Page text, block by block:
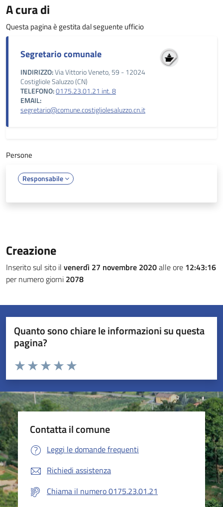
A cura di
Questa pagina è gestita dal seguente ufficio
Segretario comunale
INDIRIZZO:Via Vittorio Veneto, 59 - 12024
Costigliole Saluzzo (CN)
TELEFONO:0175.23.01.21 int. 8
EMAIL:
segretario@comune.costigliolesaluzzo.cn.it
Persone
Responsabile
Creazione
Inserito sul sito il venerdì 27 novembre 2020alle ore 12:43:16
per numero giorni 2078
Quanto sono chiare le informazioni su questa
pagina?
Valuta da 1 a 5 stelle la pagina
Valuta 5 stelle su 5
Valuta 4 stelle su 5
Valuta 3 stelle su 5
Valuta 2 stelle su 5
Valuta 1 stelle su 5
Contatta il comune
Leggi le domande frequenti
Richiedi assistenza
Chiama il numero 0175.23.01.21